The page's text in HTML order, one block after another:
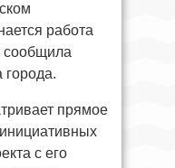
работа
сообщила
города.
прямое
с его